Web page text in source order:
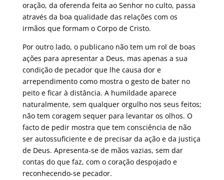
oração, da oferenda feita ao Senhor no culto, passa
através da boa qualidade das relações com os
irmãos que formam o Corpo de Cristo.
Por outro lado, o publicano não tem um rol de boas
ações para apresentar a Deus, mas apenas a sua
condição de pecador que lhe causa dor e
arrependimento como mostra o gesto de bater no
peito e ficar à distância. A humildade aparece
naturalmente, sem qualquer orgulho nos seus feitos;
não tem coragem sequer para levantar os olhos. O
facto de pedir mostra que tem consciência de não
ser autossuficiente e de precisar da ação e da justiça
de Deus. Apresenta-se de mãos vazias, sem dar
contas do que faz, com o coração despojado e
reconhecendo-se pecador.